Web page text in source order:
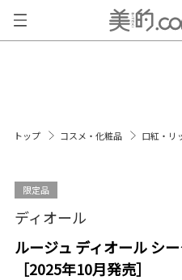
トップ コスメ・化粧品 口紅・リ
限定品
ディオール
ルージュ ディオール シ
［2025年10月発売］